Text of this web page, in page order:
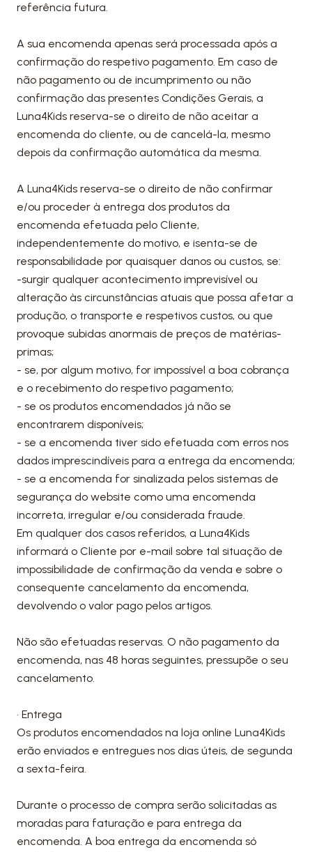
referência futura.
A sua encomenda apenas será processada após a
confirmação do respetivo pagamento. Em caso de
não pagamento ou de incumprimento ou não
confirmação das presentes Condições Gerais, a
Luna4Kids reserva-se o direito de não aceitar a
encomenda do cliente, ou de cancelá-la, mesmo
depois da confirmação automática da mesma.
A Luna4Kids reserva-se o direito de não confirmar
e/ou proceder à entrega dos produtos da
encomenda efetuada pelo Cliente,
independentemente do motivo, e isenta-se de
responsabilidade por quaisquer danos ou custos, se:
-surgir qualquer acontecimento imprevisível ou
alteração às circunstâncias atuais que possa afetar a
produção, o transporte e respetivos custos, ou que
provoque subidas anormais de preços de matérias-
primas;
- se, por algum motivo, for impossível a boa cobrança
e o recebimento do respetivo pagamento;
- se os produtos encomendados já não se
encontrarem disponíveis;
- se a encomenda tiver sido efetuada com erros nos
dados imprescindíveis para a entrega da encomenda;
- se a encomenda for sinalizada pelos sistemas de
segurança do website como uma encomenda
incorreta, irregular e/ou considerada fraude.
Em qualquer dos casos referidos, a Luna4Kids
informará o Cliente por e-mail sobre tal situação de
impossibilidade de confirmação da venda e sobre o
consequente cancelamento da encomenda,
devolvendo o valor pago pelos artigos.
Não são efetuadas reservas. O não pagamento da
encomenda, nas 48 horas seguintes, pressupõe o seu
cancelamento.
• Entrega
Os produtos encomendados na loja online Luna4Kids
erão enviados e entregues nos dias úteis, de segunda
a sexta-feira.
Durante o processo de compra serão solicitadas as
moradas para faturação e para entrega da
encomenda. A boa entrega da encomenda só